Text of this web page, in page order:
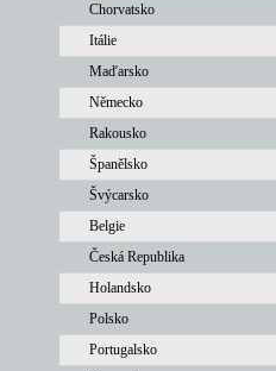
Chorvatsko
Itálie
Maďarsko
Německo
Rakousko
Španělsko
Švýcarsko
Belgie
Česká Republika
Holandsko
Polsko
Portugalsko